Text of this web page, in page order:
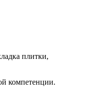
плитки,
компетенции.